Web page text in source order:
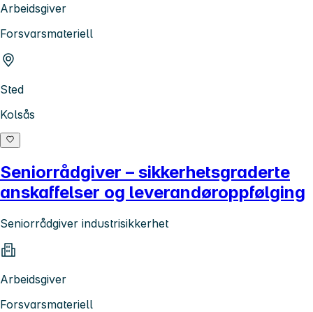
Arbeidsgiver
Forsvarsmateriell
Sted
Kolsås
Seniorrådgiver – sikkerhetsgraderte
anskaffelser og leverandøroppfølging
Seniorrådgiver industrisikkerhet
Arbeidsgiver
Forsvarsmateriell